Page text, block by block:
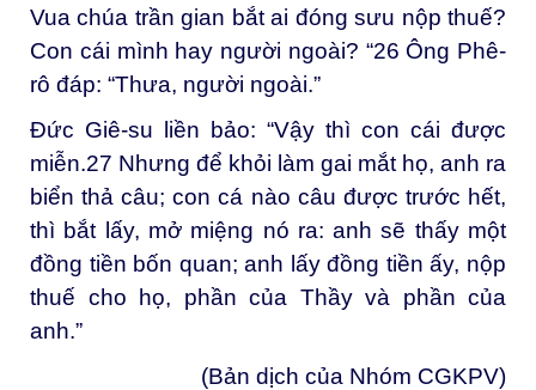
Vua chúa trần gian bắt ai đóng sưu nộp thuế?
Con cái mình hay người ngoài? “26 Ông Phê-
rô đáp: “Thưa, người ngoài.”
Đức Giê-su liền bảo: “Vậy thì con cái được
miễn.27 Nhưng để khỏi làm gai mắt họ, anh ra
biển thả câu; con cá nào câu được trước hết,
thì bắt lấy, mở miệng nó ra: anh sẽ thấy một
đồng tiền bốn quan; anh lấy đồng tiền ấy, nộp
thuế cho họ, phần của Thầy và phần của
anh.”
(Bản dịch của Nhóm CGKPV)